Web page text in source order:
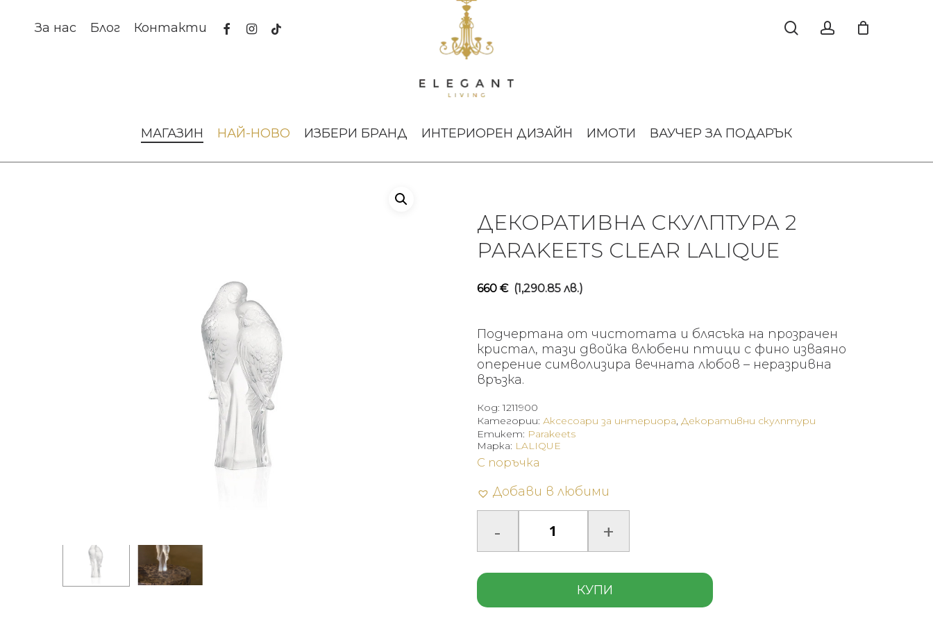
За нас Блог Контакти facebookinstagram
tiktok
МАГАЗИН НАЙ-НОВО ИЗБЕРИ БРАНД ИНТЕРИОРЕН ДИЗАЙН ИМОТИ ВАУЧЕР ЗА ПОДАРЪК
ДЕКОРАТИВНА СКУЛПТУРА 2
PARAKEETS CLEAR LALIQUE
660 € (1,290.85 лв.)
Подчертана от чистотата и блясъка на прозрачен
кристал, тази двойка влюбени птици с фино изваяно
оперение символизира вечната любов – неразривна
връзка.
Код:1211900
Категории: Аксесоари за интериора, Декоративни скулптури
Етикет: Parakeets
С поръчка
Добави в любими
КУПИ
Марка: LALIQUE